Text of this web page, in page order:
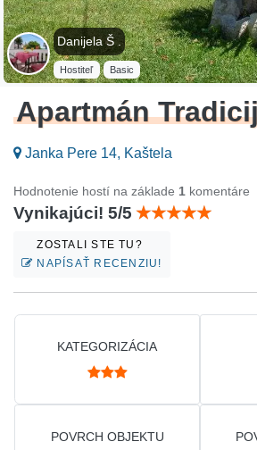
Danijela Š .
Hostiteľ Basic
Apartmán
Janka Pere 14, Kaštela
Hodnotenie hostí na základe 1 komentáre
Vynikajúci! 5/5
ZOSTALI STE TU?
NAPÍSAŤ RECENZIU!
KATEGORIZÁCIA
POVRCH OBJEKTU